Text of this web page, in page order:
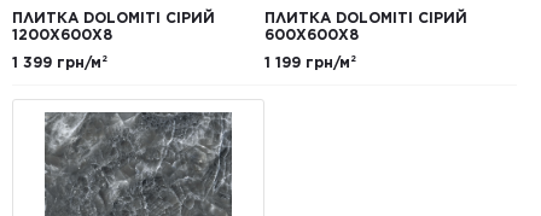
ПЛИТКА DOLOMITI СІРИЙ
1200X600X8
1 399 грн/м²
ПЛИТКА DOLOMITI СІРИЙ
600Х600Х8
1 199 грн/м²